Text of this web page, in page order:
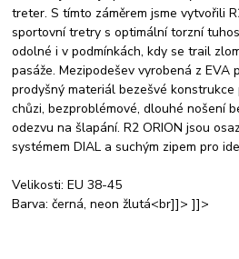
treter. S tímto záměrem jsme vytvořili
sportovní tretry s optimální torzní
odolné i v podmínkách, kdy se trail
pasáže. Mezipodešev vyrobená z EVA
prodyšný materiál bezešvé
chůzi, bezproblémové, dlouhé nošení
odezvu na šlapání. R2 ORION jsou
systémem DIAL a suchým zipem pro
Velikosti: EU 38-45
Barva: černá, neon žlutá<br]]> ]]>